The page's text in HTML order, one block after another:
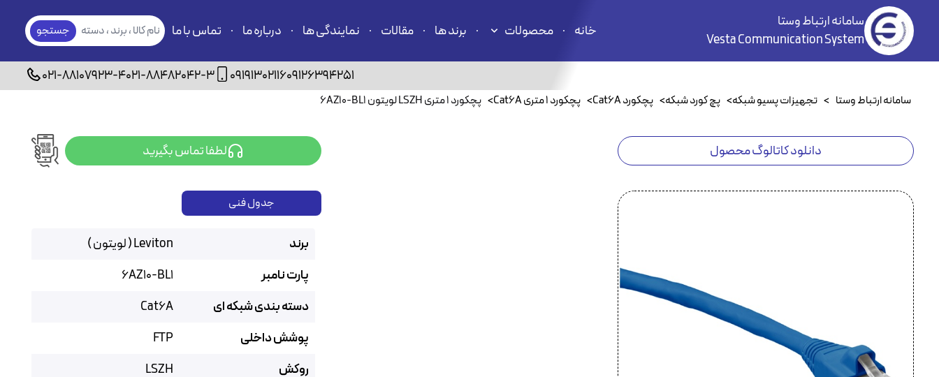
سامانه ارتباط وستا
Vesta Communication System
خانه محصولات برند ها مقالات نمایندگی ها درباره ما تماس با ما
نام کالا ، برند ، دسته
بندی
جستجو
09126394251
09191302116
021-88482042-3
021-88107923-4
سامانه ارتباط وستا > تجهیزات پسیو شبکه> پچ کورد شبکه> پچکورد Cat6A > پچکورد ۱ متری Cat6A > پچکورد ۱ متری LSZH لویتون 6AZ10-BL1
دانلود کاتالوگ محصول لطفا تماس بگیرید
جدول فنی
برند
Leviton ( لویتون )
پارت نامبر
6AZ10-BL1
دسته بندی شبکه ای
Cat6A
پوشش داخلی
FTP
روکش
LSZH